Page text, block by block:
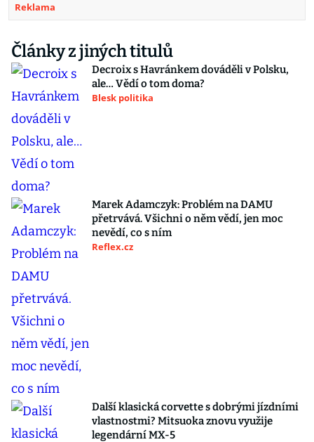
Reklama
Články z jiných titulů
Decroix s Havránkem dováděli v Polsku,
ale… Vědí o tom doma?
Blesk politika
Marek Adamczyk: Problém na DAMU
přetrvává. Všichni o něm vědí, jen moc
nevědí, co s ním
Reflex.cz
Další klasická corvette s dobrými jízdními
vlastnostmi? Mitsuoka znovu využije
legendární MX-5